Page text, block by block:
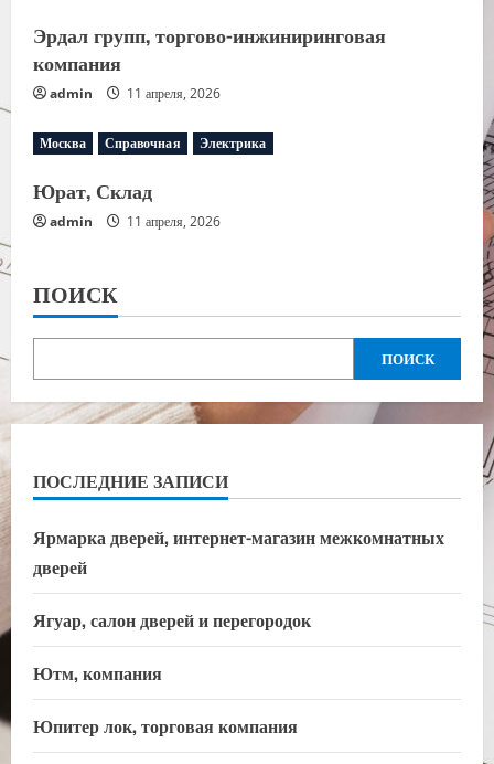
Эрдал групп, торгово-инжиниринговая
компания
admin 11 апреля, 2026
Москва Справочная Электрика
Юрат, Склад
admin 11 апреля, 2026
ПОИСК
ПОИСК
ПОСЛЕДНИЕ ЗАПИСИ
Ярмарка дверей, интернет-магазин межкомнатных
дверей
Ягуар, салон дверей и перегородок
Ютм, компания
Юпитер лок, торговая компания